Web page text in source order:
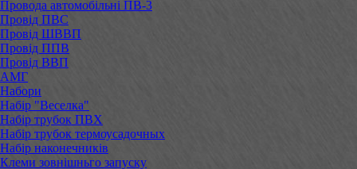
Провода автомобільні ПВ-3
Провід ПВС
Провід ШВВП
Провід ППВ
Провід ВВП
АМГ
Набори
Набір "Веселка"
Набір трубок ПВХ
Набір трубок термоусадочных
Набір наконечників
Клеми зовнішньго запуску